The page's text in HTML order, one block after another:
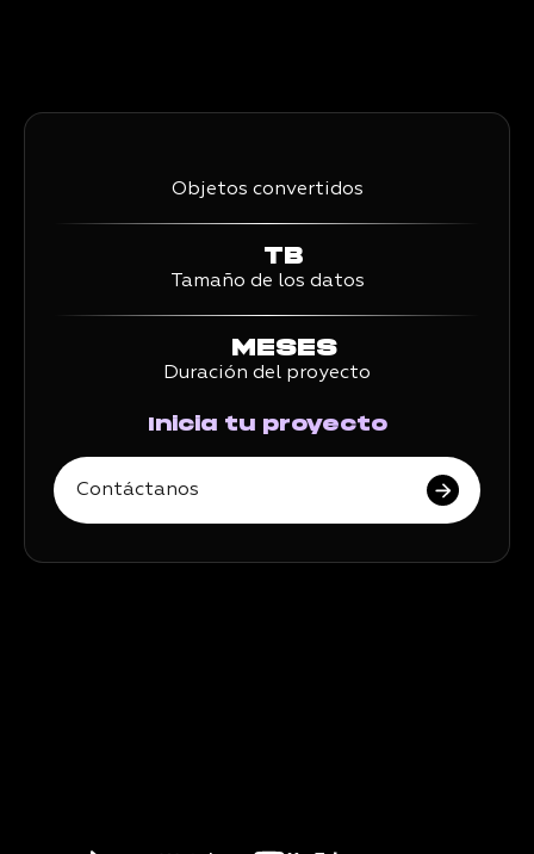
Objetos convertidos
TB
Tamaño de los datos
MESES
Duración del proyecto
Inicia tu proyecto
Contáctanos